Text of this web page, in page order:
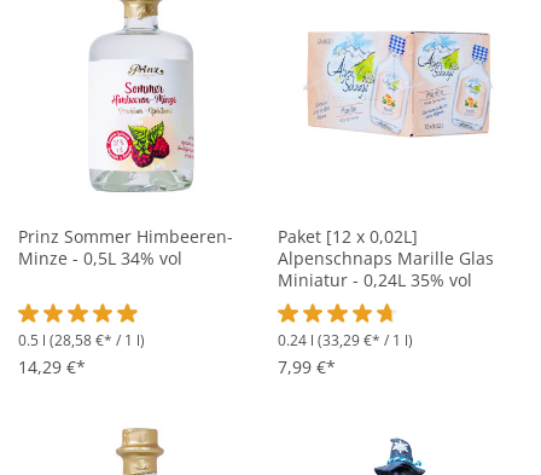
Prinz Sommer Himbeeren-
Minze - 0,5L 34% vol
Durchschnittliche Bewertung von 4.8 von 5 Sternen
0.5 l (28,58 €* / 1 l)
14,29 €*
Paket [12 x 0,02L]
Alpenschnaps Marille Glas
Miniatur - 0,24L 35% vol
Durchschnittliche Bewertung
0.24 l (33,29 €* / 1 l)
7,99 €*